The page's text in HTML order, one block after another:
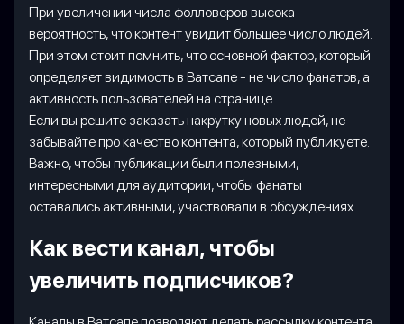
При увеличении числа фолловеров высока
вероятность, что контент увидит большее число людей.
При этом стоит помнить, что основной фактор, который
определяет видимость в Ватсапе - не число фанатов, а
активность пользователей на странице.
Если вы решите заказать накрутку новых людей, не
забывайте про качество контента, который публикуете.
Важно, чтобы публикации были полезными,
интересными для аудитории, чтобы фанаты
оставались активными, участвовали в обсуждениях.
Как вести канал, чтобы
увеличить подписчиков?